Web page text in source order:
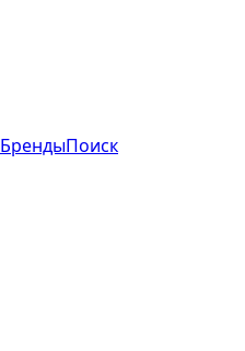
БрендыПоиск